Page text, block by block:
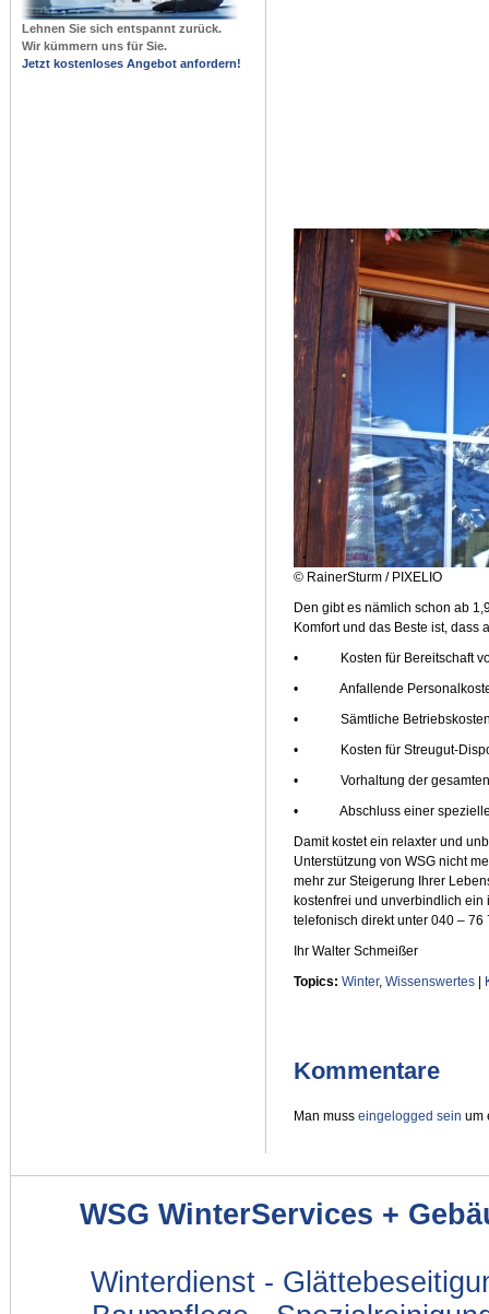
Lehnen Sie sich entspannt zurück.
Wir kümmern uns für Sie.
Jetzt kostenloses Angebot anfordern!
© RainerSturm / PIXELIO
Den gibt es nämlich schon ab
Komfort und das Beste ist, dass
• Kosten für Bereitschaft von
• Anfallende
• Sämtliche Betriebskosten
• Kosten für Streugut-Dispo,
• Vorhaltung der gesamten
• Abschluss einer speziellen
Damit kostet ein relaxter und
Unterstützung von WSG nicht
mehr zur Steigerung Ihrer
kostenfrei und unverbindlich
telefonisch direkt unter 040 –
Ihr Walter Schmeißer
Topics: Winter, Wissenswertes
Kommentare
Man muss eingelogged sein um
WSG WinterServices +
Winterdienst -